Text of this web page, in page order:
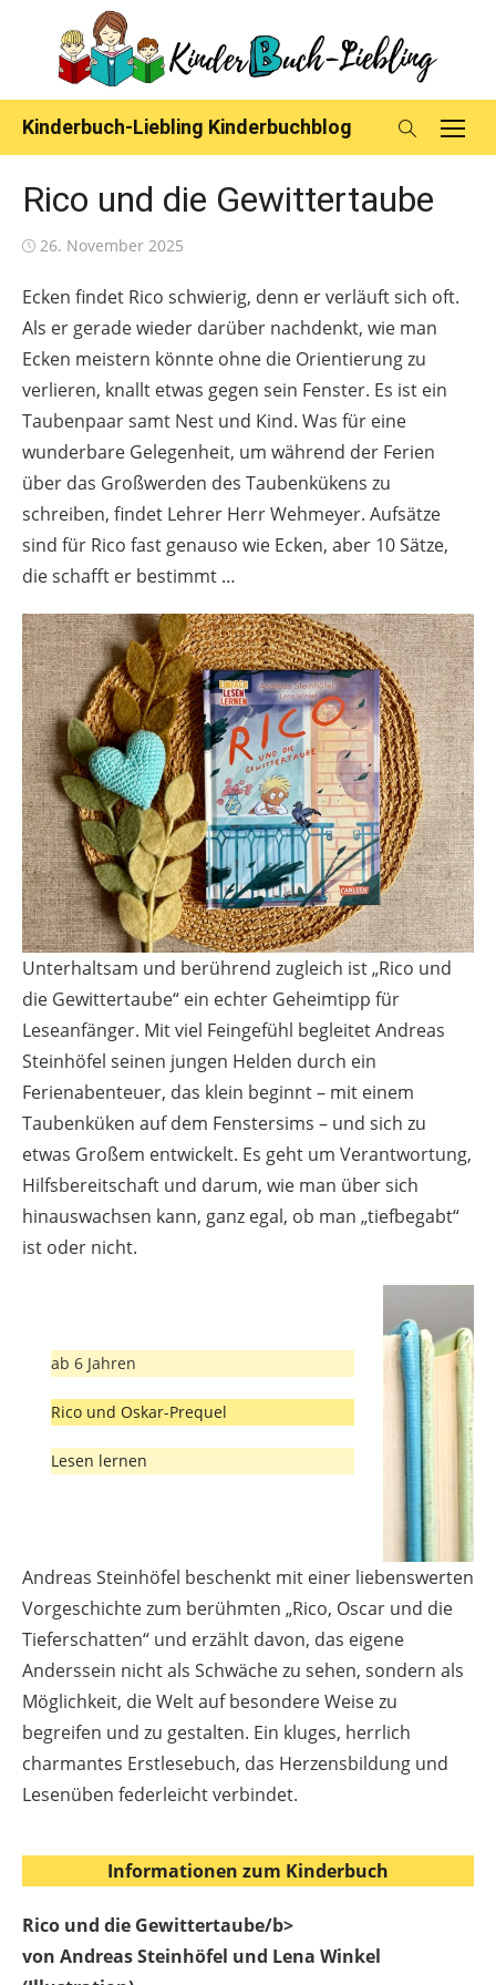
content
Kinderbuch-Liebling Kinderbuchblog
Rico und die Gewittertaube
Posted
26. November 2025
Ecken findet Rico schwierig, denn er verläuft sich oft.
Als er gerade wieder darüber nachdenkt, wie man
Ecken meistern könnte ohne die Orientierung zu
verlieren, knallt etwas gegen sein Fenster. Es ist ein
Taubenpaar samt Nest und Kind. Was für eine
wunderbare Gelegenheit, um während der Ferien
über das Großwerden des Taubenkükens zu
schreiben, findet Lehrer Herr Wehmeyer. Aufsätze
sind für Rico fast genauso wie Ecken, aber 10 Sätze,
die schafft er bestimmt …
Unterhaltsam und berührend zugleich ist „Rico und
die Gewittertaube“ ein echter Geheimtipp für
Leseanfänger. Mit viel Feingefühl begleitet Andreas
Steinhöfel seinen jungen Helden durch ein
Ferienabenteuer, das klein beginnt – mit einem
Taubenküken auf dem Fenstersims – und sich zu
etwas Großem entwickelt. Es geht um Verantwortung,
Hilfsbereitschaft und darum, wie man über sich
hinauswachsen kann, ganz egal, ob man „tiefbegabt“
ist oder nicht.
ab 6 Jahren
Rico und Oskar-Prequel
Lesen lernen
Andreas Steinhöfel beschenkt mit einer liebenswerten
Vorgeschichte zum berühmten „Rico, Oscar und die
Tieferschatten“ und erzählt davon, das eigene
Anderssein nicht als Schwäche zu sehen, sondern als
Möglichkeit, die Welt auf besondere Weise zu
begreifen und zu gestalten. Ein kluges, herrlich
charmantes Erstlesebuch, das Herzensbildung und
Lesenüben federleicht verbindet.
Informationen zum Kinderbuch
Rico und die Gewittertaube/b>
von Andreas Steinhöfel und Lena Winkel